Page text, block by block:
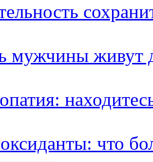
мужчины живут
что